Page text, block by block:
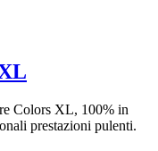
Colors XL, 100% in
prestazioni pulenti.